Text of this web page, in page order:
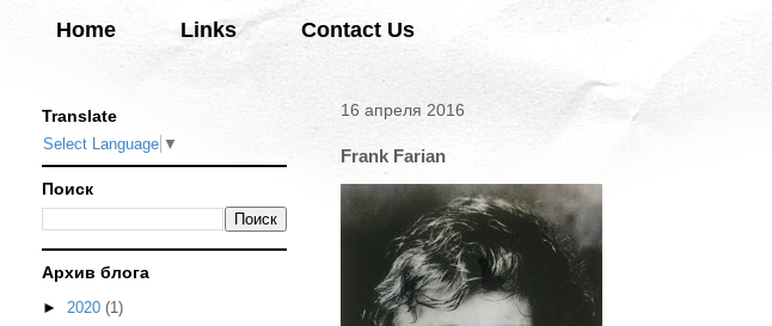
Home Links Contact Us
16 апреля 2016
Frank Farian
Translate
Select Language ▼
Поиск
Архив блога
► 2020 (1)